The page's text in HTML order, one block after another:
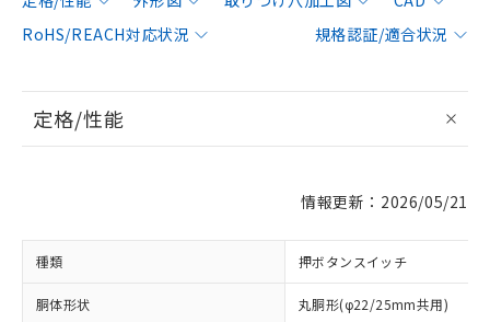
RoHS/REACH対応状況
規格認証/適合状況
定格/性能
情報更新：2026/05/21
種類 押ボタンスイッチ
胴体形状 丸胴形(φ22/25mm共用)